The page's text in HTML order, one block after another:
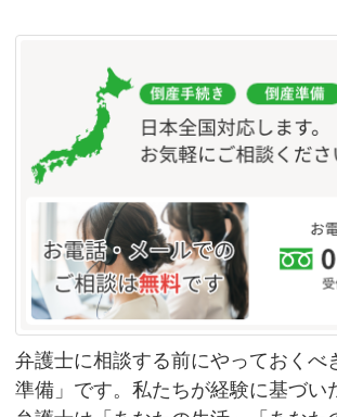
弁護士に相談する前にやっておく
準備」です。私たちが経験に基づい